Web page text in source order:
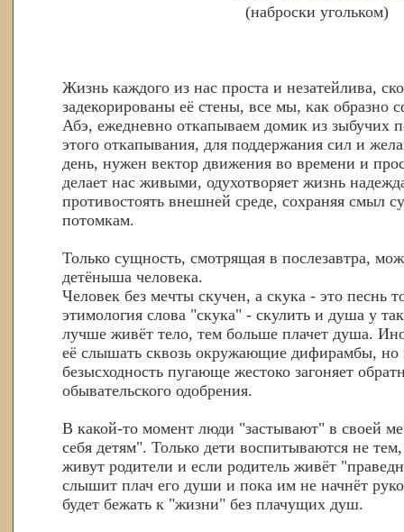
(наброски угольком)
Жизнь каждого из нас проста и незатейлива,
задекорированы её стены, все мы, как образно
Абэ, ежедневно откапываем домик из зыбучих
этого откапывания, для поддержания сил и
день, нужен вектор движения во времени и
делает нас живыми, одухотворяет жизнь
противостоять внешней среде, сохраняя смыл
потомкам.
Только сущность, смотрящая в послезавтра,
детёныша человека.
Человек без мечты скучен, а скука - это песнь
этимология слова "скука" - скулить и душа у
лучше живёт тело, тем больше плачет душа.
её слышать сквозь окружающие дифирамбы,
безысходность пугающе жестоко загоняет
обывательского одобрения.
В какой-то момент люди "застывают" в своей
себя детям". Только дети воспитываются не
живут родители и если родитель живёт
слышит плач его души и пока им не начнёт
будет бежать к "жизни" без плачущих душ.